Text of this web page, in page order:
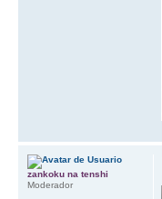
zankoku na tenshi
Moderador